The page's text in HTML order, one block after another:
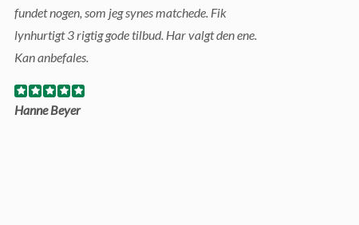
fundet nogen, som jeg synes matchede. Fik
lynhurtigt 3 rigtig gode tilbud. Har valgt den ene.
Kan anbefales.
Hanne Beyer